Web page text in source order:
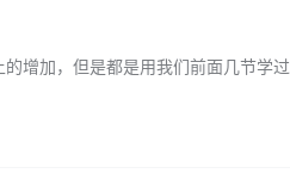
增加，但是都是用我们前面几节学